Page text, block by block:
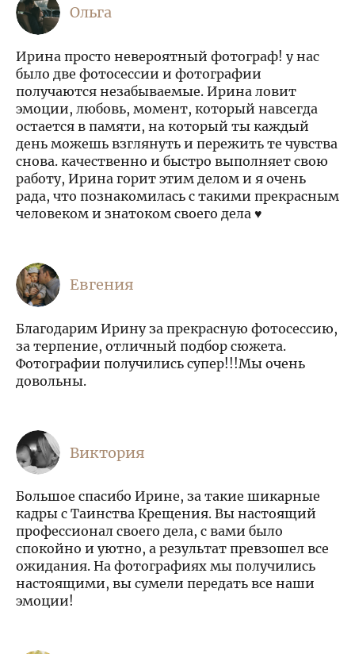
Ольга
Ирина просто невероятный фотограф! у нас
было две фотосессии и фотографии
получаются незабываемые. Ирина ловит
эмоции, любовь, момент, который навсегда
остается в памяти, на который ты каждый
день можешь взглянуть и пережить те чувства
снова. качественно и быстро выполняет свою
работу, Ирина горит этим делом и я очень
рада, что познакомилась с такими прекрасным
человеком и знатоком своего дела ♥️
Евгения
Благодарим Ирину за прекрасную фотосессию,
за терпение, отличный подбор сюжета.
Фотографии получились супер!!!Мы очень
довольны.
Виктория
Большое спасибо Ирине, за такие шикарные
кадры с Таинства Крещения. Вы настоящий
профессионал своего дела, с вами было
спокойно и уютно, а результат превзошел все
ожидания. На фотографиях мы получились
настоящими, вы сумели передать все наши
эмоции!